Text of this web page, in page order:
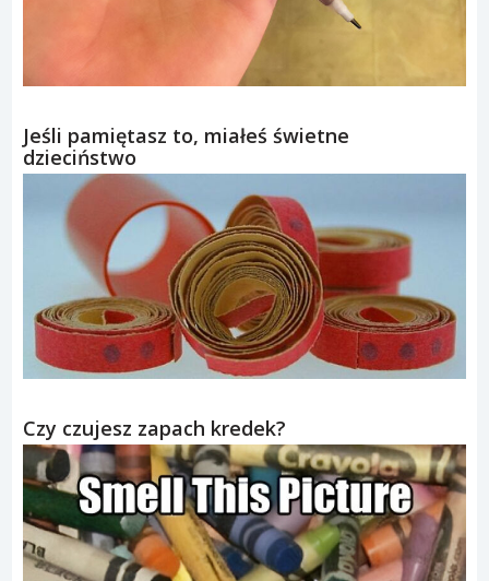
Jeśli pamiętasz to, miałeś świetne
dzieciństwo
Czy czujesz zapach kredek?